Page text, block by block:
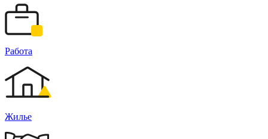
Работа
Жилье